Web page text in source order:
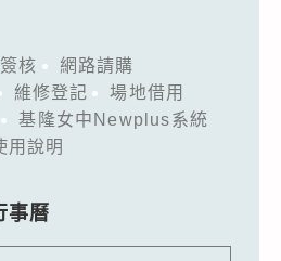
核
網路請購
維修登記
場地借用
基隆女中Newplus系統
用說明
事曆